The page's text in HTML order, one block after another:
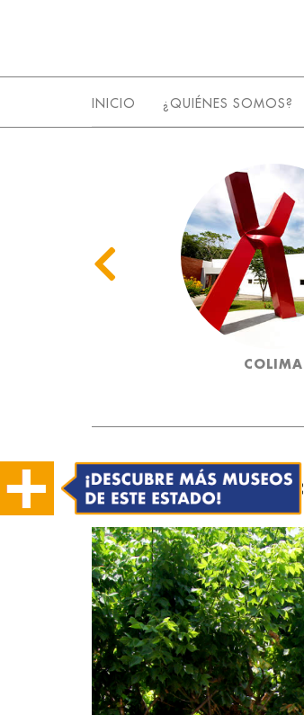
INICIO ¿QUIÉNES SOMOS?
COLIMA
Museo